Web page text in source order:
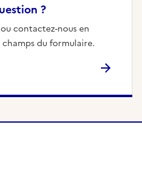
?
contactez-nous en
du formulaire.